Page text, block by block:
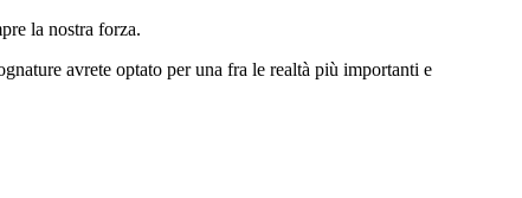
la nostra forza.
avrete optato per una fra le realtà più importanti e